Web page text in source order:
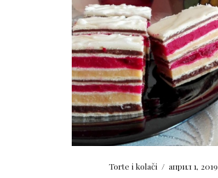
Torte i kolači / април 1, 2019